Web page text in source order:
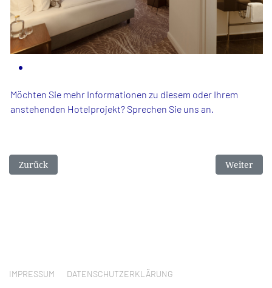
Möchten Sie mehr Informationen zu diesem oder Ihrem
anstehenden Hotelprojekt? Sprechen Sie uns an.
Vorheriger Beitrag: Premier Inn
Zurück Nächster
Weiter
IMPRESSUM
DATENSCHUTZERKLÄRUNG